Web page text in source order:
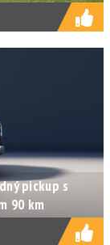
pickup s
90 km